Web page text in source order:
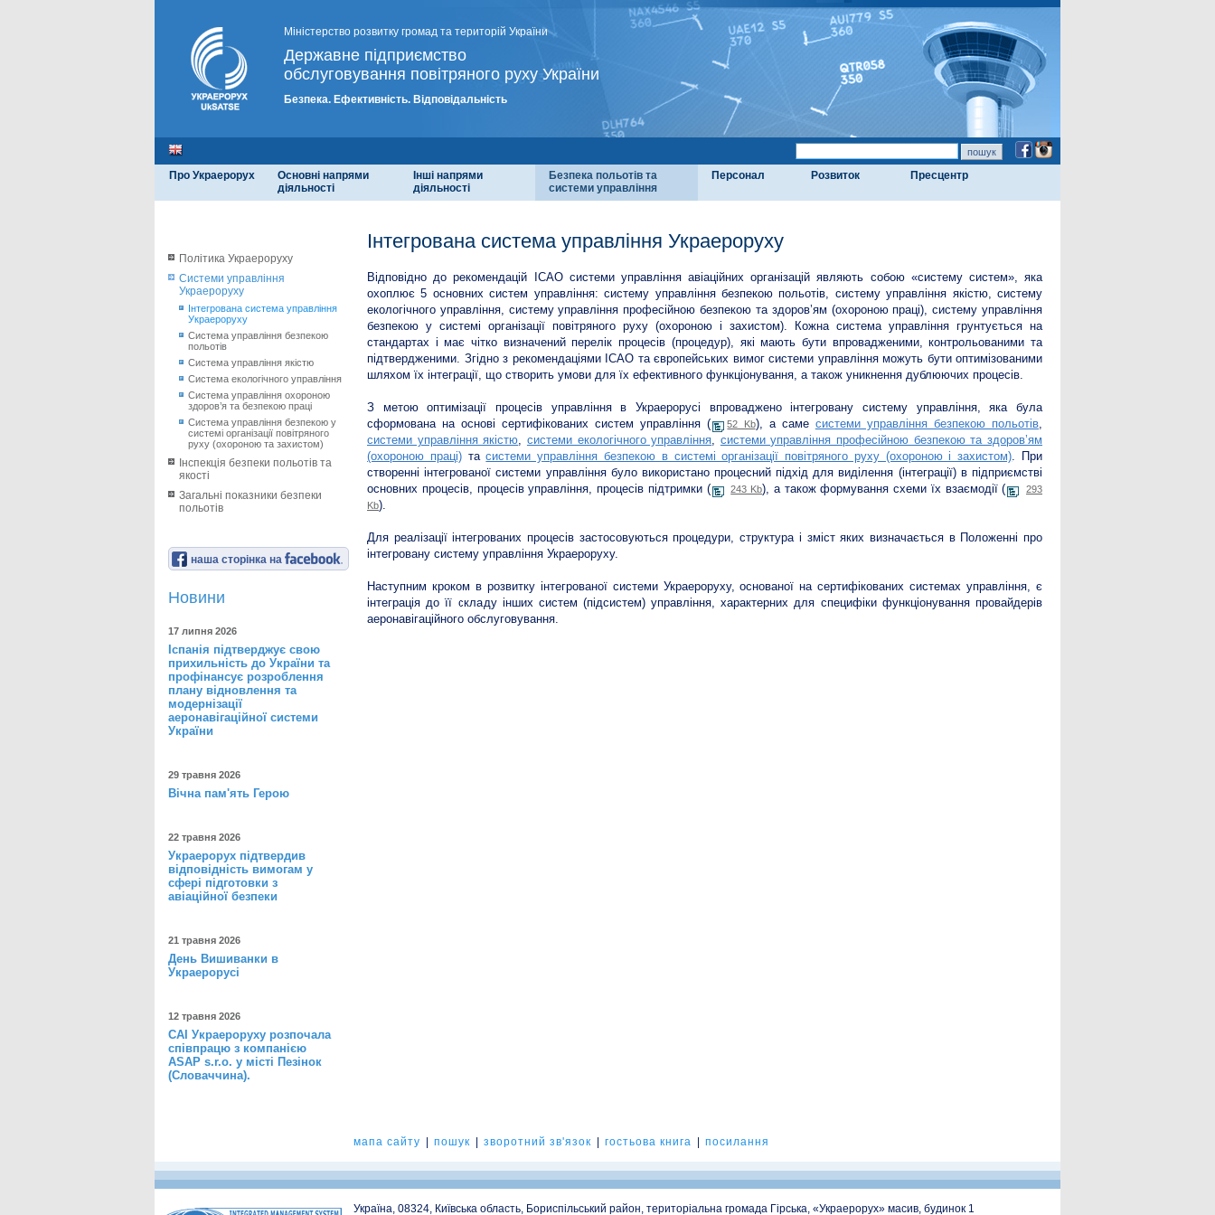
Міністерство розвитку громад та територій України
Державне підприємство
обслуговування повітряного руху України
Безпека. Ефективність. Відповідальність
Про Украерорух
Основні напрями
діяльності
Інші напрями
діяльності
Безпека польотів та
системи управління
Персонал Розвиток Пресцентр
Політика Украероруху
Системи управління
Украероруху
Інтегрована система управління
Украероруху
Система управління безпекою
польотів
Система управління якістю
Система екологічного управління
Система управління охороною
здоров’я та безпекою праці
Система управління безпекою у
системі організації повітряного
руху (охороною та захистом)
Інспекція безпеки польотів та
якості
Загальні показники безпеки
польотів
наша сторінка на
Новини
17 липня 2026
Іспанія підтверджує свою
прихильність до України та
профінансує розроблення
плану відновлення та
модернізації
аеронавігаційної системи
України
29 травня 2026
Вічна пам'ять Герою
22 травня 2026
Украерорух підтвердив
відповідність вимогам у
сфері підготовки з
авіаційної безпеки
21 травня 2026
День Вишиванки в
Украерорусі
12 травня 2026
САІ Украероруху розпочала
співпрацю з компанією
ASAP s.r.o. у місті Пезінок
(Словаччина).
Інтегрована система управління Украероруху
Відповідно до рекомендацій ІСАО системи управління авіаційних організацій являють собою «систему систем», яка
охоплює 5 основних систем управління: систему управління безпекою польотів, систему управління якістю, систему
екологічного управління, систему управління професійною безпекою та здоров’ям (охороною праці), систему управління
безпекою у системі організації повітряного руху (охороною і захистом). Кожна система управління грунтується на
стандартах і має чітко визначений перелік процесів (процедур), які мають бути впровадженими, контрольованими та
підтвердженими. Згідно з рекомендаціями ІСАО та європейських вимог системи управління можуть бути оптимізованими
шляхом їх інтеграції, що створить умови для їх ефективного функціонування, а також уникнення дублюючих процесів.
З метою оптимізації процесів управління в Украерорусі впроваджено інтегровану систему управління, яка була
сформована на основі сертифікованих систем управління (
52 Kb), а саме системи управління безпекою польотів,
системи управління якістю, системи екологічного управління, системи управління професійною безпекою та здоров’ям
(охороною праці)тасистеми управління безпекою в системі організації повітряного руху (охороною і захистом). При
створенні інтегрованої системи управління було використано процесний підхід для виділення (інтеграції) в підприємстві
основних процесів, процесів управління, процесів підтримки (
243 Kb), а також формування схеми їх взаємодії (
293
Kb).
Для реалізації інтегрованих процесів застосовуються процедури, структура і зміст яких визначається в Положенні про
інтегровану систему управління Украероруху.
Наступним кроком в розвитку інтегрованої системи Украероруху, основаної на сертифікованих системах управління, є
інтеграція до її складу інших систем (підсистем) управління, характерних для специфіки функціонування провайдерів
аеронавігаційного обслуговування.
мапа сайту пошук зворотний зв'язок гостьова книга посилання
Україна, 08324, Київська область, Бориспільський район, територіальна громада Гірська, «Украерорух» масив, будинок 1